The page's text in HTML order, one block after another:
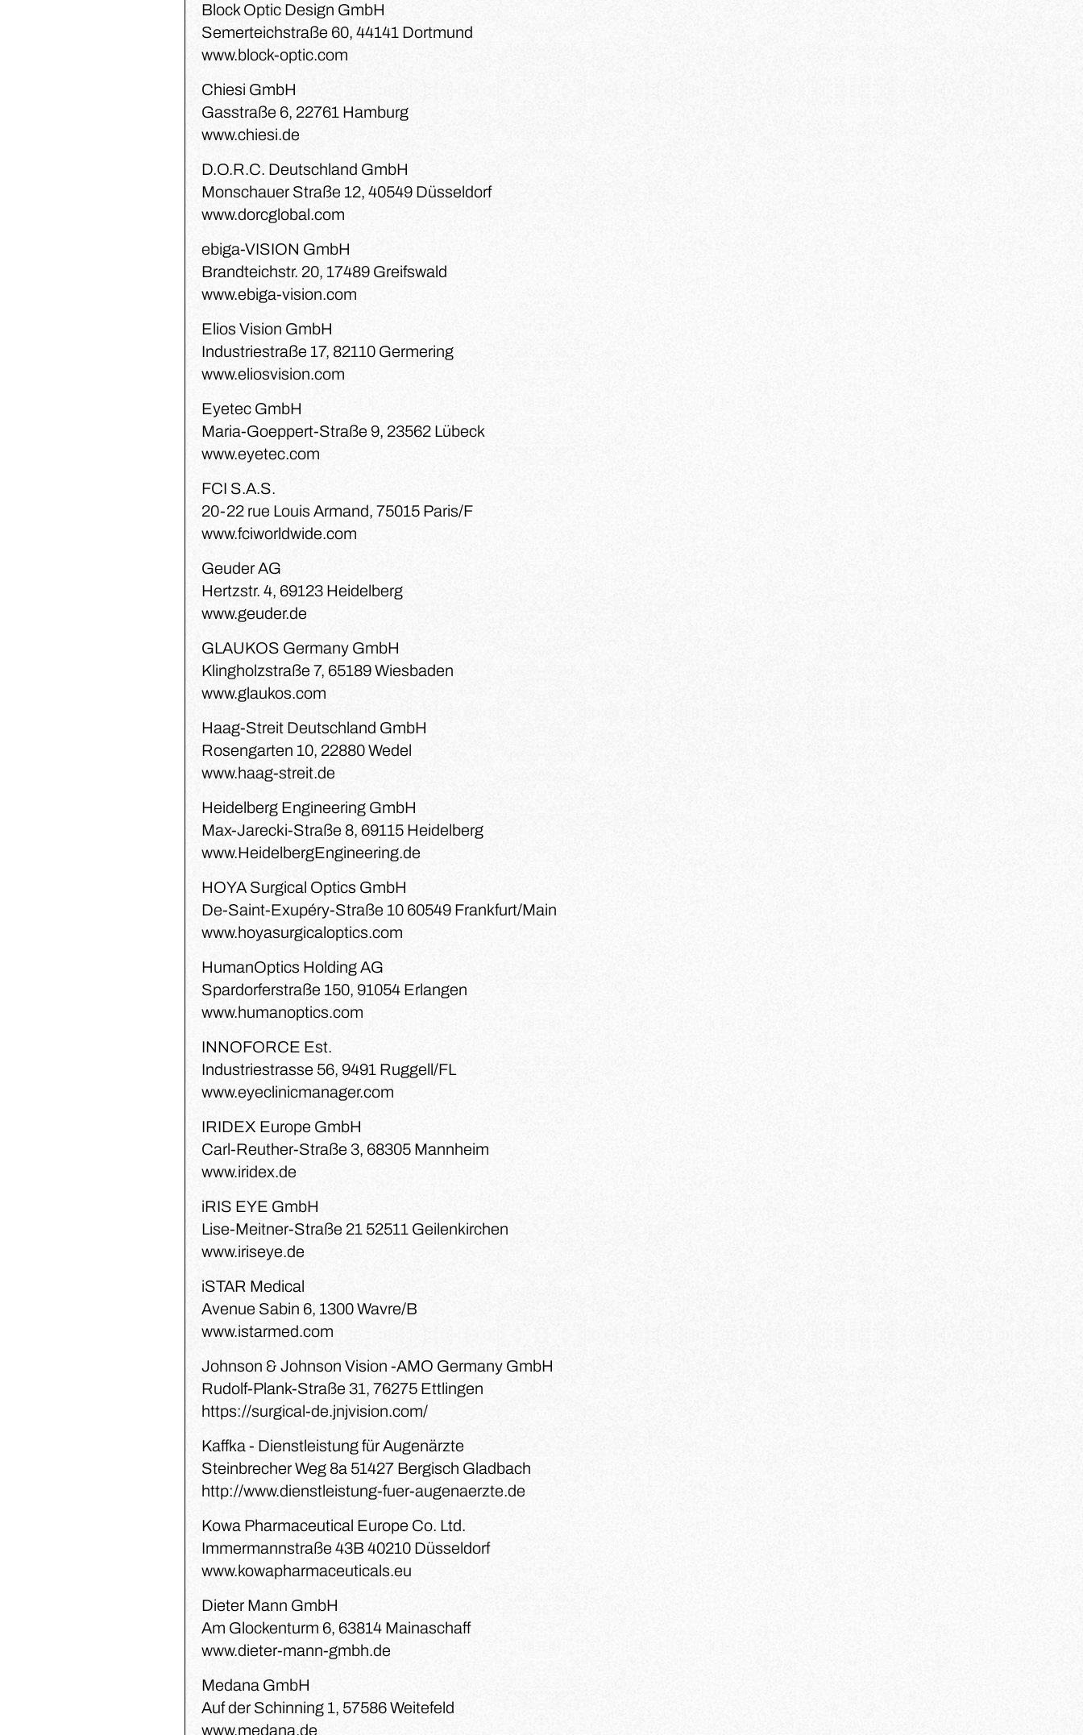
Block Optic Design GmbH
Semerteichstraße 60, 44141 Dortmund
www.block-optic.com
Chiesi GmbH
Gasstraße 6, 22761 Hamburg
www.chiesi.de
D.O.R.C. Deutschland GmbH
Monschauer Straße 12, 40549 Düsseldorf
www.dorcglobal.com
ebiga-VISION GmbH
Brandteichstr. 20, 17489 Greifswald
www.ebiga-vision.com
Elios Vision GmbH
Industriestraße 17, 82110 Germering
www.eliosvision.com
Eyetec GmbH
Maria-Goeppert-Straße 9, 23562 Lübeck
www.eyetec.com
FCI S.A.S.
20-22 rue Louis Armand, 75015 Paris/F
www.fciworldwide.com
Geuder AG
Hertzstr. 4, 69123 Heidelberg
www.geuder.de
GLAUKOS Germany GmbH
Klingholzstraße 7, 65189 Wiesbaden
www.glaukos.com
Haag-Streit Deutschland GmbH
Rosengarten 10, 22880 Wedel
www.haag-streit.de
Heidelberg Engineering GmbH
Max-Jarecki-Straße 8, 69115 Heidelberg
www.HeidelbergEngineering.de
HOYA Surgical Optics GmbH
De-Saint-Exupéry-Straße 10 60549 Frankfurt/Main
www.hoyasurgicaloptics.com
HumanOptics Holding AG
Spardorferstraße 150, 91054 Erlangen
www.humanoptics.com
INNOFORCE Est.
Industriestrasse 56, 9491 Ruggell/FL
www.eyeclinicmanager.com
IRIDEX Europe GmbH
Carl-Reuther-Straße 3, 68305 Mannheim
www.iridex.de
iRIS EYE GmbH
Lise-Meitner-Straße 21 52511 Geilenkirchen
www.iriseye.de
iSTAR Medical
Avenue Sabin 6, 1300 Wavre/B
www.istarmed.com
Johnson & Johnson Vision -AMO Germany GmbH
Rudolf-Plank-Straße 31, 76275 Ettlingen
https://surgical-de.jnjvision.com/
Kaffka - Dienstleistung für Augenärzte
Steinbrecher Weg 8a 51427 Bergisch Gladbach
http://www.dienstleistung-fuer-augenaerzte.de
Kowa Pharmaceutical Europe Co. Ltd.
Immermannstraße 43B 40210 Düsseldorf
www.kowapharmaceuticals.eu
Dieter Mann GmbH
Am Glockenturm 6, 63814 Mainaschaff
www.dieter-mann-gmbh.de
Medana GmbH
Auf der Schinning 1, 57586 Weitefeld
www.medana.de